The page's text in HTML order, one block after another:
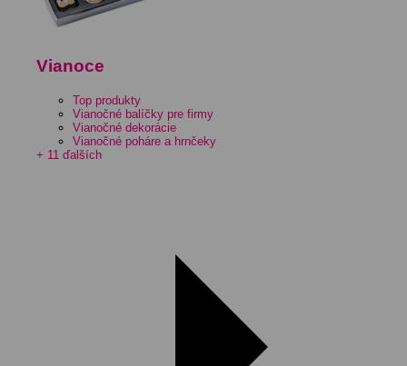
Vianoce
Top produkty
Vianočné balíčky pre firmy
Vianočné dekorácie
Vianočné poháre a hrnčeky
+ 11 ďalších